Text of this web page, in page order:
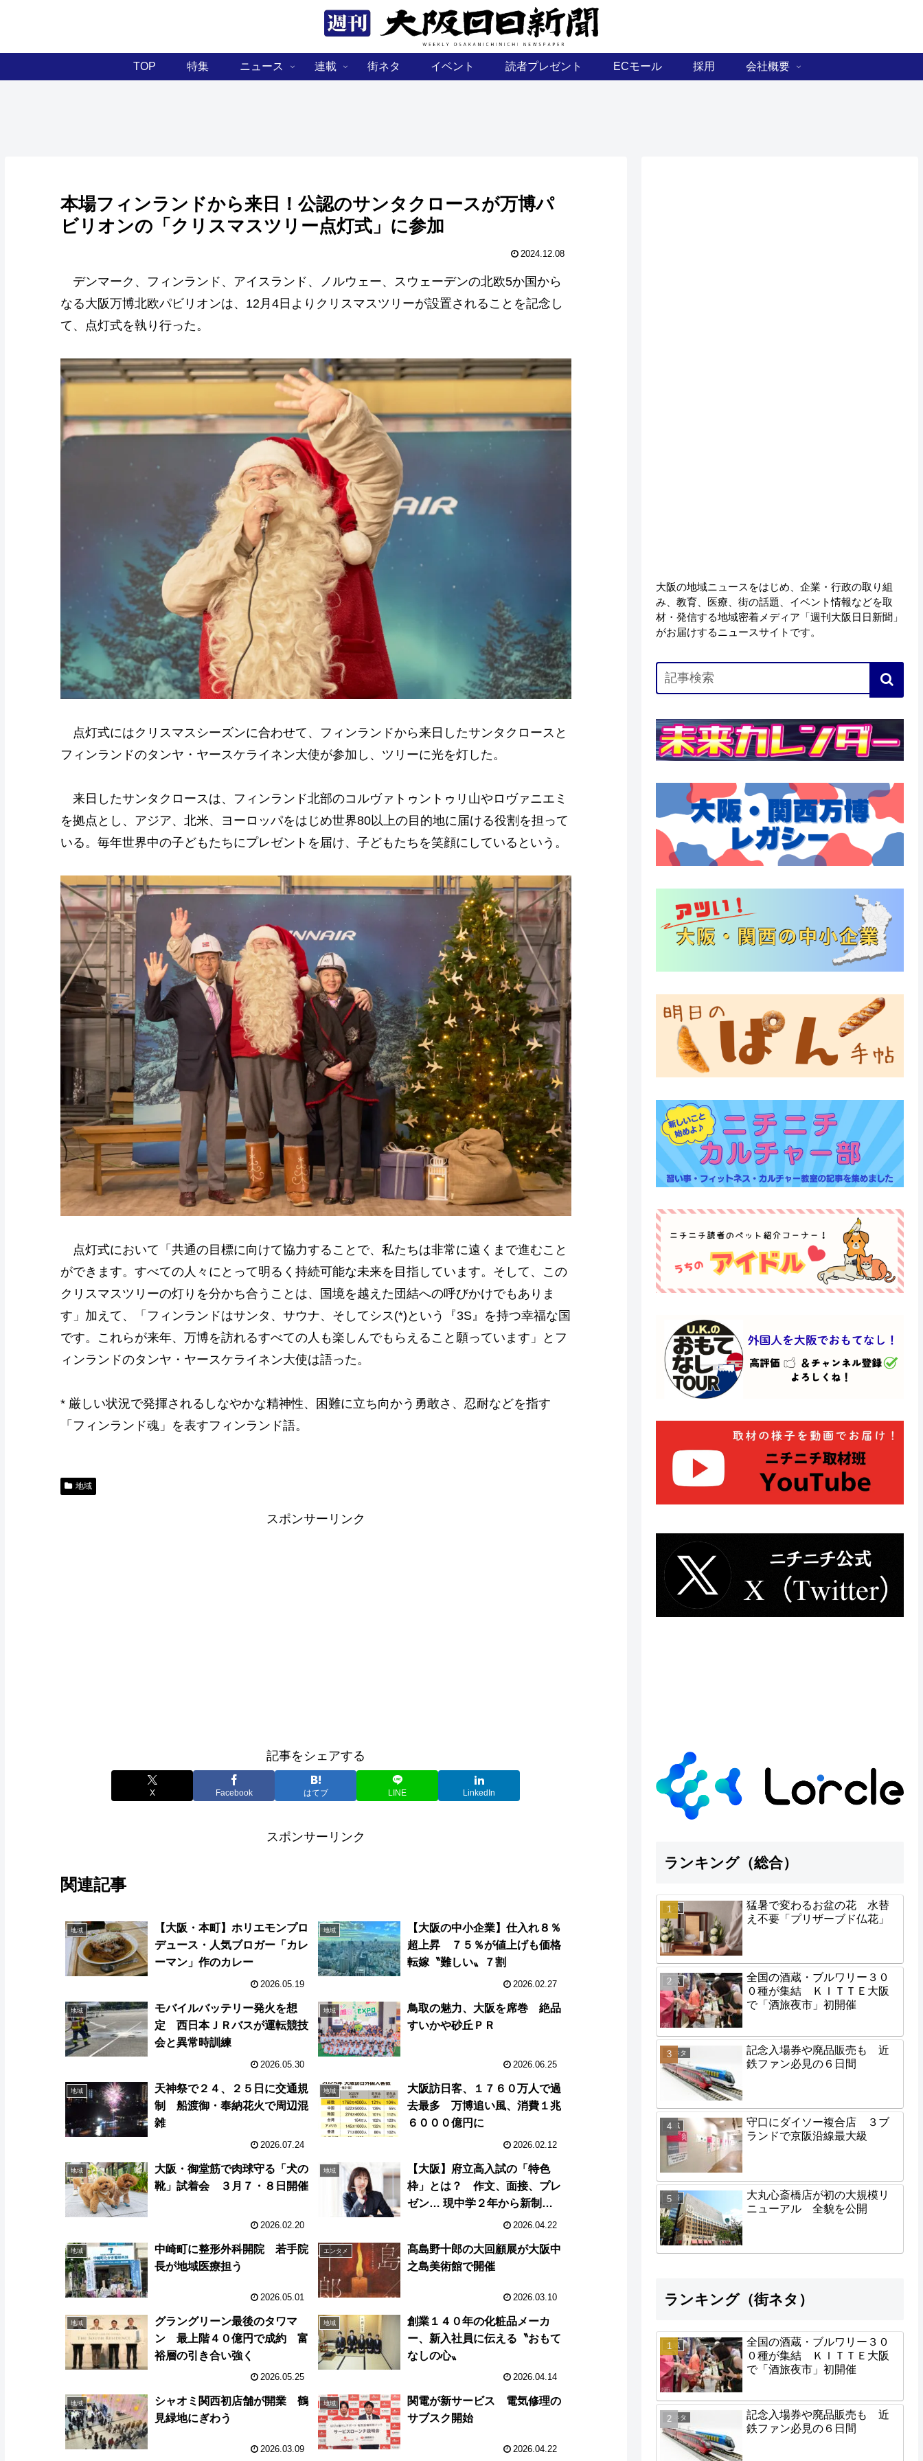
TOP 特集 ニュース 連載 街ネタ イベント 読者プレゼント ECモール 採用 会社概要
本場フィンランドから来日！公認のサンタクロースが万博パ
ビリオンの「クリスマスツリー点灯式」に参加
2024.12.08
デンマーク、フィンランド、アイスランド、ノルウェー、スウェーデンの北欧5か国から
なる大阪万博北欧パビリオンは、12月4日よりクリスマスツリーが設置されることを記念し
て、点灯式を執り行った。
点灯式にはクリスマスシーズンに合わせて、フィンランドから来日したサンタクロースと
フィンランドのタンヤ・ヤースケライネン大使が参加し、ツリーに光を灯した。
来日したサンタクロースは、フィンランド北部のコルヴァトゥントゥリ山やロヴァニエミ
を拠点とし、アジア、北米、ヨーロッパをはじめ世界80以上の目的地に届ける役割を担って
いる。毎年世界中の子どもたちにプレゼントを届け、子どもたちを笑顔にしているという。
点灯式において「共通の目標に向けて協力することで、私たちは非常に遠くまで進むこと
ができます。すべての人々にとって明るく持続可能な未来を目指しています。そして、この
クリスマスツリーの灯りを分かち合うことは、国境を越えた団結への呼びかけでもありま
す」加えて、「フィンランドはサンタ、サウナ、そしてシス(*)という『3S』を持つ幸福な国
です。これらが来年、万博を訪れるすべての人も楽しんでもらえること願っています」とフ
ィンランドのタンヤ・ヤースケライネン大使は語った。
* 厳しい状況で発揮されるしなやかな精神性、困難に立ち向かう勇敢さ、忍耐などを指す
「フィンランド魂」を表すフィンランド語。
地域
スポンサーリンク
記事をシェアする
X Facebook はてブ LINE LinkedIn
スポンサーリンク
関連記事
地域
【大阪・本町】ホリエモンプロ
デュース・人気ブロガー「カレ
ーマン」作のカレー
2026.05.19
地域
【大阪の中小企業】仕入れ８％
超上昇 ７５％が値上げも価格
転嫁〝難しい〟７割
2026.02.27
地域
モバイルバッテリー発火を想
定 西日本ＪＲバスが運転競技
会と異常時訓練
2026.05.30
地域
鳥取の魅力、大阪を席巻 絶品
すいかや砂丘ＰＲ
2026.06.25
地域
天神祭で２４、２５日に交通規
制 船渡御・奉納花火で周辺混
雑
2026.07.24
地域
大阪訪日客、１７６０万人で過
去最多 万博追い風、消費１兆
６０００億円に
2026.02.12
地域
大阪・御堂筋で肉球守る「犬の
靴」試着会 ３月７・８日開催
2026.02.20
地域
【大阪】府立高入試の「特色
枠」とは？ 作文、面接、プレ
ゼン… 現中学２年から新制度
2026.04.22
地域
中崎町に整形外科開院 若手院
長が地域医療担う
2026.05.01
エンタメ
髙島野十郎の大回顧展が大阪中
之島美術館で開催
2026.03.10
地域
グラングリーン最後のタワマ
ン 最上階４０億円で成約 富
裕層の引き合い強く
2026.05.25
地域
創業１４０年の化粧品メーカ
ー、新入社員に伝える〝おもて
なしの心〟
2026.04.14
地域
シャオミ関西初店舗が開業 鶴
見緑地にぎわう
2026.03.09
地域
関電が新サービス 電気修理の
サブスク開始
2026.04.22
大阪の地域ニュースをはじめ、企業・行政の取り組
み、教育、医療、街の話題、イベント情報などを取
材・発信する地域密着メディア「週刊大阪日日新聞」
がお届けするニュースサイトです。
ランキング（総合）
地域
猛暑で変わるお盆の花 水替
え不要「プリザーブド仏花」
地域
全国の酒蔵・ブルワリー３０
０種が集結 ＫＩＴＴＥ大阪
で「酒旅夜市」初開催
街ネタ
記念入場券や廃品販売も 近
鉄ファン必見の６日間
地域
守口にダイソー複合店 ３ブ
ランドで京阪沿線最大級
経済
大丸心斎橋店が初の大規模リ
ニューアル 全貌を公開
ランキング（街ネタ）
地域
全国の酒蔵・ブルワリー３０
０種が集結 ＫＩＴＴＥ大阪
で「酒旅夜市」初開催
街ネタ
記念入場券や廃品販売も 近
鉄ファン必見の６日間